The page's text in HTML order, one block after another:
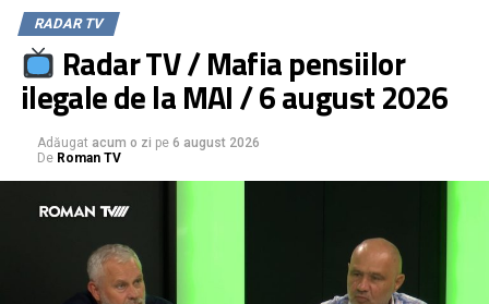
RADAR TV
Radar TV / Mafia pensiilor
ilegale de la MAI / 6 august 2026
Adăugat acum o zi pe 6 august 2026
De Roman TV